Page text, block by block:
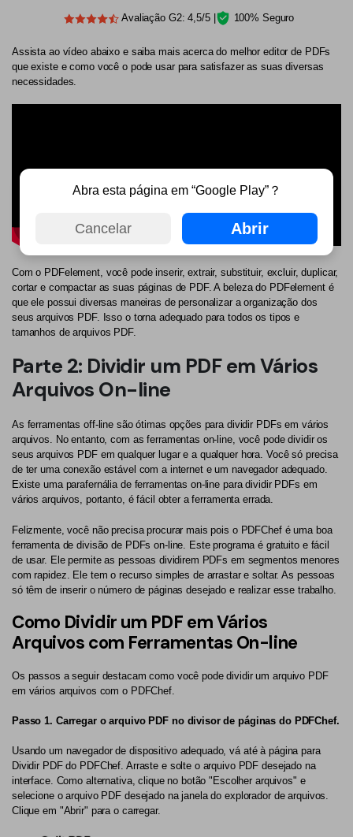
Avaliação G2: 4,5/5 | 100% Seguro
Assista ao vídeo abaixo e saiba mais acerca do melhor editor de PDFs
que existe e como você o pode usar para satisfazer as suas diversas
necessidades.
Com o PDFelement, você pode inserir, extrair, substituir, excluir, duplicar,
cortar e compactar as suas páginas de PDF. A beleza do PDFelement é
que ele possui diversas maneiras de personalizar a organização dos
seus arquivos PDF. Isso o torna adequado para todos os tipos e
tamanhos de arquivos PDF.
Parte 2: Dividir um PDF em Vários
Arquivos On-line
As ferramentas off-line são ótimas opções para dividir PDFs em vários
arquivos. No entanto, com as ferramentas on-line, você pode dividir os
seus arquivos PDF em qualquer lugar e a qualquer hora. Você só precisa
de ter uma conexão estável com a internet e um navegador adequado.
Existe uma parafernália de ferramentas on-line para dividir PDFs em
vários arquivos, portanto, é fácil obter a ferramenta errada.
Felizmente, você não precisa procurar mais pois o PDFChef é uma boa
ferramenta de divisão de PDFs on-line. Este programa é gratuito e fácil
de usar. Ele permite as pessoas dividirem PDFs em segmentos menores
com rapidez. Ele tem o recurso simples de arrastar e soltar. As pessoas
só têm de inserir o número de páginas desejado e realizar esse trabalho.
Como Dividir um PDF em Vários
Arquivos com Ferramentas On-line
Os passos a seguir destacam como você pode dividir um arquivo PDF
em vários arquivos com o PDFChef.
Passo 1. Carregar o arquivo PDF no divisor de páginas do PDFChef.
Usando um navegador de dispositivo adequado, vá até à página para
Dividir PDF do PDFChef. Arraste e solte o arquivo PDF desejado na
interface. Como alternativa, clique no botão "Escolher arquivos" e
selecione o arquivo PDF desejado na janela do explorador de arquivos.
Clique em "Abrir" para o carregar.
Abra esta página em “Google Play”？
Cancelar Abrir